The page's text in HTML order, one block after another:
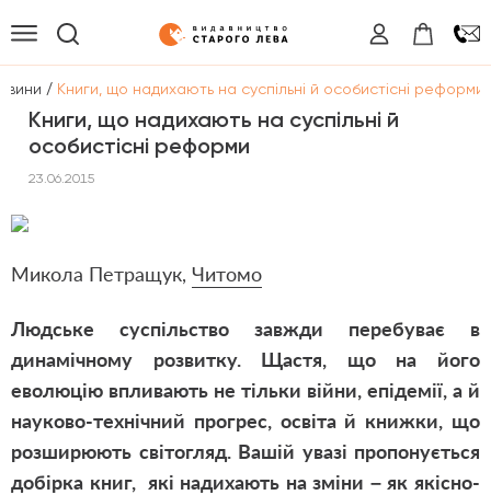
/ Книги, що надихають на суспільні й особистісні реформи
Книги, що надихають на суспільні й
особистісні реформи
23.06.2015
Микола Петращук, Читомо
Людське суспільство завжди перебуває в
динамічному розвитку. Щастя, що на його
еволюцію впливають не тільки війни, епідемії, а й
науково-технічний прогрес, освіта й книжки, що
розширюють світогляд. Вашій увазі пропонується
добірка книг, які надихають на зміни – як якісно-